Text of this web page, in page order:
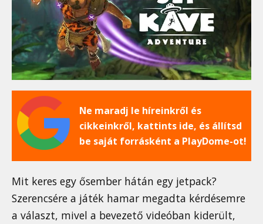
Ne maradj le híreinkről és
cikkeinkről, kattints ide, és állítsd
be saját forrásként a PlayDome-ot!
Mit keres egy ősember hátán egy jetpack?
Szerencsére a játék hamar megadta kérdésemre
a választ, mivel a bevezető videóban kiderült,